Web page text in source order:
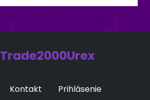
Trade2000Urex
Kontakt Prihlásenie